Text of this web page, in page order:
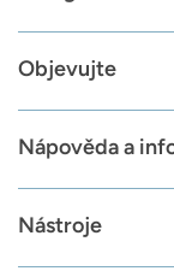
Objevujte
Nápověda a
Nástroje